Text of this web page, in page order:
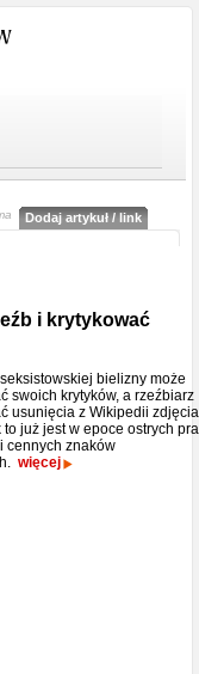
Dodaj artykuł / link
i krytykować
bielizny może
swoich krytyków, a rzeźbiarz
usunięcia z Wikipedii zdjęcia
to już jest w epoce ostrych
cennych znaków
więcej